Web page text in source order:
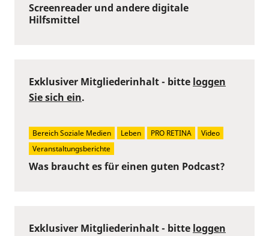
Screenreader und andere digitale
Hilfsmittel
Was braucht es für einen guten Podcast?
Exklusiver Mitgliederinhalt - bitte loggen
Sie sich ein.
Bereich Soziale Medien Leben PRO RETINA
Video
Veranstaltungsberichte
Exklusiver Mitgliederinhalt - bitte loggen